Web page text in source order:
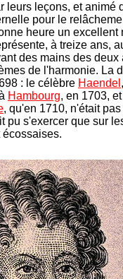
leurs leçons, et animé
pour le
heure un excellent
à treize ans,
des mains des deux
de l'harmonie. La
: le célèbre Haendel
Hambourg, en 1703,
, qu'en 1710, n'était
pu s'exercer que sur